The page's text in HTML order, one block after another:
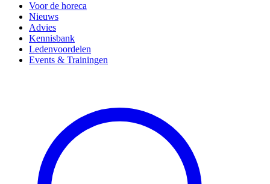
Voor de horeca
Nieuws
Advies
Kennisbank
Ledenvoordelen
Events & Trainingen